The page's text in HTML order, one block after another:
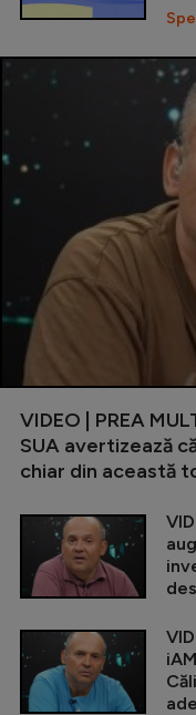
VIDEO | PREA
SUA avertizează
chiar din această